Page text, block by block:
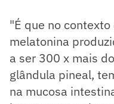
"É que no
melatonina
a ser 300 x mais
glândula pineal,
na mucosa